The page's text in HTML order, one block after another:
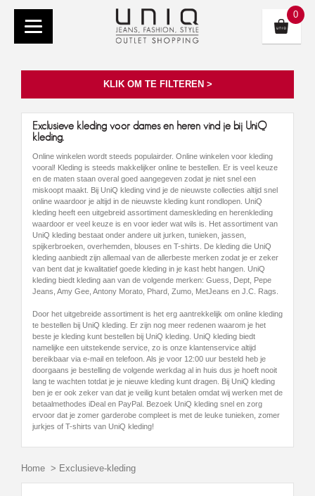
0
KLIK OM TE FILTEREN >
Exclusieve kleding voor dames en heren vind je bij UniQ
kleding.
Online winkelen wordt steeds populairder. Online winkelen voor kleding
vooral! Kleding is steeds makkelijker online te bestellen. Er is veel keuze
en de maten staan overal goed aangegeven zodat je niet snel een
miskoopt maakt. Bij UniQ kleding vind je de nieuwste collecties altijd snel
online waardoor je altijd in de nieuwste kleding kunt rondlopen. UniQ
kleding heeft een uitgebreid assortiment dameskleding en herenkleding
waardoor er veel keuze is en voor ieder wat wils is. Het assortiment van
UniQ kleding bestaat onder andere uit jurken, tunieken, jassen,
spijkerbroeken, overhemden, blouses en T-shirts. De kleding die UniQ
kleding aanbiedt zijn allemaal van de allerbeste merken zodat je er zeker
van bent dat je kwalitatief goede kleding in je kast hebt hangen. UniQ
kleding biedt kleding aan van de volgende merken: Guess, Dept, Pepe
Jeans, Amy Gee, Antony Morato, Phard, Zumo, MetJeans en J.C. Rags.
Door het uitgebreide assortiment is het erg aantrekkelijk om online kleding
te bestellen bij UniQ kleding. Er zijn nog meer redenen waarom je het
beste je kleding kunt bestellen bij UniQ kleding. UniQ kleding biedt
namelijke een uitstekende service, zo is onze klantenservice altijd
bereikbaar via e-mail en telefoon. Als je voor 12:00 uur besteld heb je
doorgaans je bestelling de volgende werkdag al in huis dus je hoeft nooit
lang te wachten totdat je je nieuwe kleding kunt dragen. Bij UniQ kleding
ben je er ook zeker van dat je veilig kunt betalen omdat wij werken met de
betaalmethodes iDeal en PayPal. Bezoek UniQ kleding snel en zorg
ervoor dat je zomer garderobe compleet is met de leuke tunieken, zomer
jurkjes of T-shirts van UniQ kleding!
Home > Exclusieve-kleding